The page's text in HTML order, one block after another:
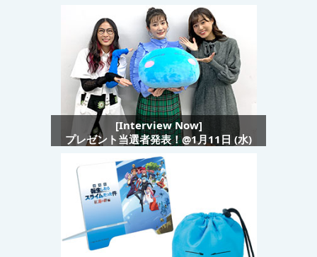
[Interview Now]
プレゼント当選者発表！@1月11日 (水)